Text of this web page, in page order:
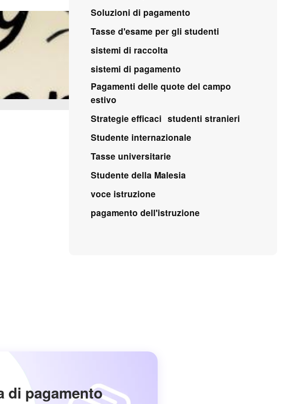
Soluzioni di pagamento
Tasse d'esame per gli studenti
sistemi di raccolta
sistemi di pagamento
Pagamenti delle quote del campo
estivo
Strategie efficaci studenti stranieri
Studente internazionale
Tasse universitarie
Studente della Malesia
voce istruzione
pagamento dell'istruzione
di pagamento